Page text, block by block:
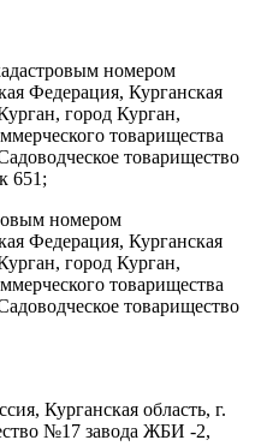
номером
Федерация, Курганская
город Курган,
товарищества
товарищество
651;
номером
Федерация, Курганская
город Курган,
товарищества
товарищество
Курганская область, г.
№17 завода ЖБИ -2,